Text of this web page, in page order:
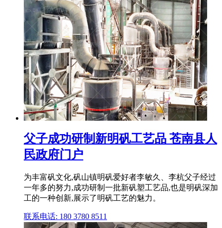
父子成功研制新明矾工艺品 苍南县人
民政府门户
为丰富矾文化,矾山镇明矾爱好者李敏久、李杭父子经过
一年多的努力,成功研制一批新矾塑工艺品,也是明矾深加
工的一种创新,展示了明矾工艺的魅力。
联系电话: 180 3780 8511